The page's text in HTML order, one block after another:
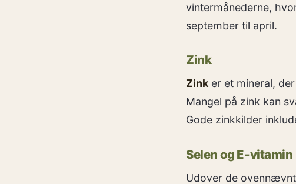
vintermånederne,
september til april.
Zink
Zink er et mineral,
Mangel på zink kan
Gode zinkkilder
Selen og E-vitamin
Udover de